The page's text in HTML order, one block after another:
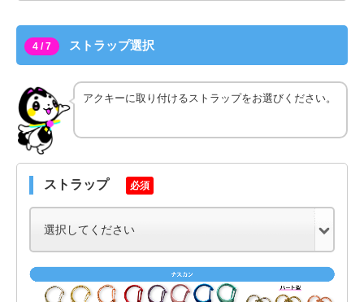
4 / 7 ストラップ選択
アクキーに取り付けるストラップをお選びください。
ストラップ 必須